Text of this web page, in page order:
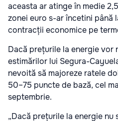
aceasta ar atinge în medie
zonei euro s-ar încetini până
contracții economice pe
Dacă prețurile la energie
estimărilor lui Segura-
nevoită să majoreze ratele
50–75 puncte de bază, cel
septembrie.
„Dacă prețurile la energie nu